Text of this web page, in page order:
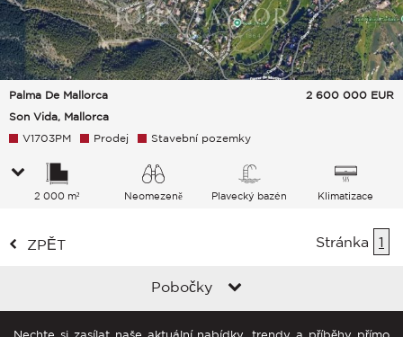
Palma De Mallorca
Son Vida, Mallorca
2 600 000 EUR
V1703PM Prodej Stavební pozemky
2 000 m²
Neomezeně
Plavecký bazén Klimatizace
ZPĚT Stránka 1
Pobočky